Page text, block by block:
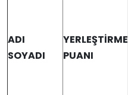
ADI
SOYADI
YERLEŞTİRME
PUANI